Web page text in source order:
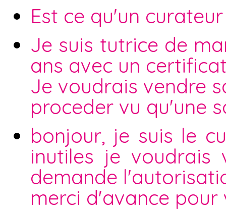
Est ce qu'un
Je suis tutrice de
ans avec un
Je voudrais vendre
proceder vu qu'une
bonjour, je suis le
inutiles je voudrais
demande
merci d'avance pour